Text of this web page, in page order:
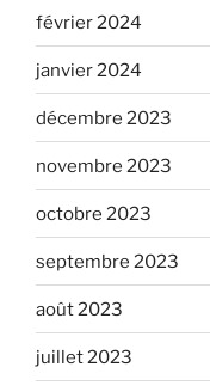
février 2024
janvier 2024
décembre 2023
novembre 2023
octobre 2023
septembre 2023
août 2023
juillet 2023